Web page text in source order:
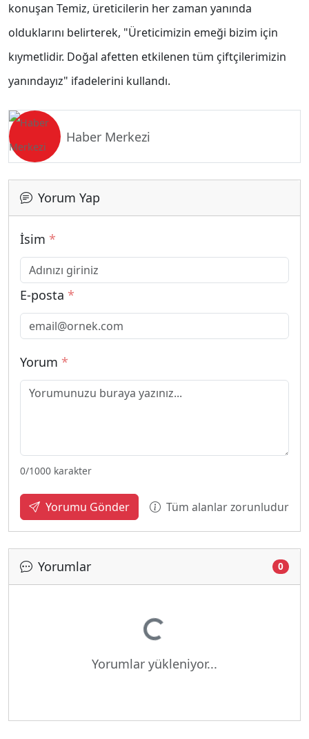
konuşan Temiz, üreticilerin her zaman yanında
olduklarını belirterek, "Üreticimizin emeği bizim için
kıymetlidir. Doğal afetten etkilenen tüm çiftçilerimizin
yanındayız" ifadelerini kullandı.
Haber Merkezi
Yorum Yap
İsim *
E-posta *
Yorum *
0/1000 karakter
Yorumu Gönder Tüm alanlar zorunludur
Yorumlar 0
Yükleniyor...
Yorumlar yükleniyor...